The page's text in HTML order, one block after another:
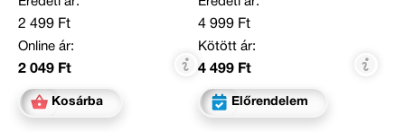
2 499 Ft
Online ár:
2 049 Ft
Kosárba
4 999 Ft
Kötött ár:
4 499 Ft
Előrendelem